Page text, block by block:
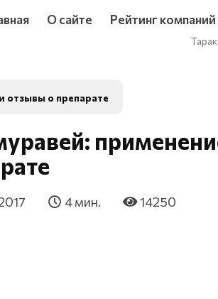
О сайте Рейтинг компаний
отзывы о препарате
4 мин. 14250